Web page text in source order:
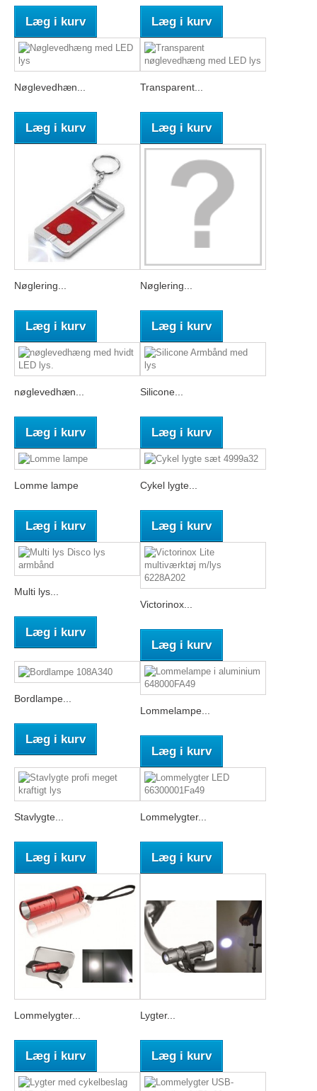
Læg i kurv Læg i kurv
Nøglevedhæn...
Læg i kurv
Transparent...
Læg i kurv
Nøglering...
Læg i kurv
Nøglering...
Læg i kurv
nøglevedhæn...
Læg i kurv
Silicone...
Læg i kurv
Lomme lampe
Læg i kurv
Cykel lygte...
Læg i kurv
Multi lys...
Læg i kurv
Victorinox...
Læg i kurv
Bordlampe...
Læg i kurv
Lommelampe...
Læg i kurv
Stavlygte...
Læg i kurv
Lommelygter...
Læg i kurv
Lommelygter...
Læg i kurv
Lygter...
Læg i kurv